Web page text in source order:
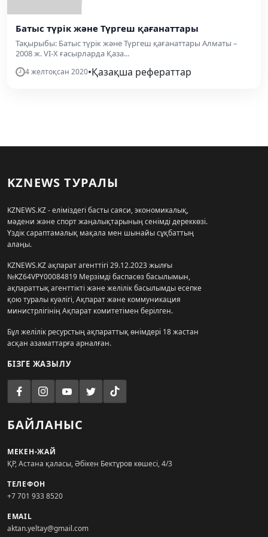
Батыс түрік және Түргеш қағанаттары
Тақырыбы: Батыс түрік және Түргеш қағанаттары Алматы –
2008 ж. VI-X ғасырларда Қаза...
4 желтоқсан 2020•Қазақша рефераттар
KZNEWS ТУРАЛЫ
KZNEWS.KZ - еліміздегі басты саяси, экономикалық,
мәдени және спорт жаңалықтарының сенімді дереккөзі.
Үздік сараптамалық мақала мен шынайы сұқбаттың
алаңы.
KZNEWS.KZ ақпарат агенттігі 29.12.2023 жылғы
№KZ64VPY00084819 Мерзімді баспасөз басылымын,
ақпараттық агенттікті және желілік басылымды есепке
қою туралы куәлігі, Ақпарат және коммуникация
министрлігінің Ақпарат комитетімен берілген.
Бұл желілік ресурстың ақпараттық өнімдері 18 жастан
асқан азаматтарға арналған.
БІЗГЕ ЖАЗЫЛУ
БАЙЛАНЫС
МЕКЕН-ЖАЙ
ҚР, Астана қаласы, Әбікен Бектұров көшесі, 4/3
ТЕЛЕФОН
+7 701 933 8520
EMAIL
aktan.yeltay@gmail.com